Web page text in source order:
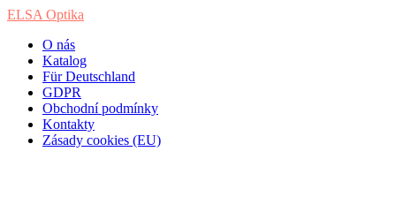
ELSA Optika
O nás
Katalog
Für Deutschland
GDPR
Obchodní podmínky
Kontakty
Zásady cookies (EU)